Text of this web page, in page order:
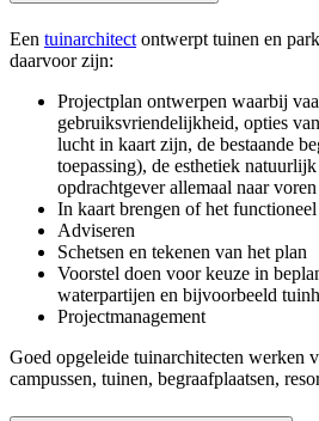
Een tuinarchitect ontwerpt tuinen en
daarvoor zijn:
Projectplan ontwerpen waarbij
gebruiksvriendelijkheid, opties
lucht in kaart zijn, de bestaande
toepassing), de esthetiek
opdrachtgever allemaal naar
In kaart brengen of het
Adviseren
Schetsen en tekenen van het plan
Voorstel doen voor keuze in
waterpartijen en bijvoorbeeld
Projectmanagement
Goed opgeleide tuinarchitecten werken
campussen, tuinen, begraafplaatsen,